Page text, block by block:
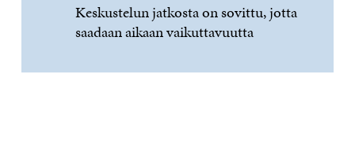
Keskustelun jatkosta on sovittu, jotta
saadaan aikaan vaikuttavuutta